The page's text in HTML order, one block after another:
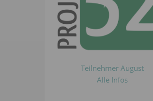
Teilnehmer August
Alle Infos